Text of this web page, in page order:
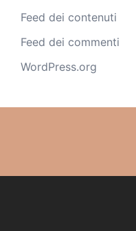
Feed dei contenuti
Feed dei commenti
WordPress.org